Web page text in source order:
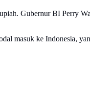
Gubernur BI Perry
masuk ke Indonesia,